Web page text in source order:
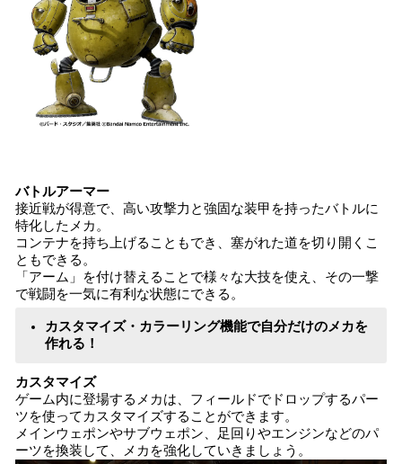
バトルアーマー
接近戦が得意で、高い攻撃力と強固な装甲を持ったバトルに
特化したメカ。
コンテナを持ち上げることもでき、塞がれた道を切り開くこ
ともできる。
「アーム」を付け替えることで様々な大技を使え、その一撃
で戦闘を一気に有利な状態にできる。
カスタマイズ・カラーリング機能で自分だけのメカを
作れる！
カスタマイズ
ゲーム内に登場するメカは、フィールドでドロップするパー
ツを使ってカスタマイズすることができます。
メインウェポンやサブウェポン、足回りやエンジンなどのパ
ーツを換装して、メカを強化していきましょう。